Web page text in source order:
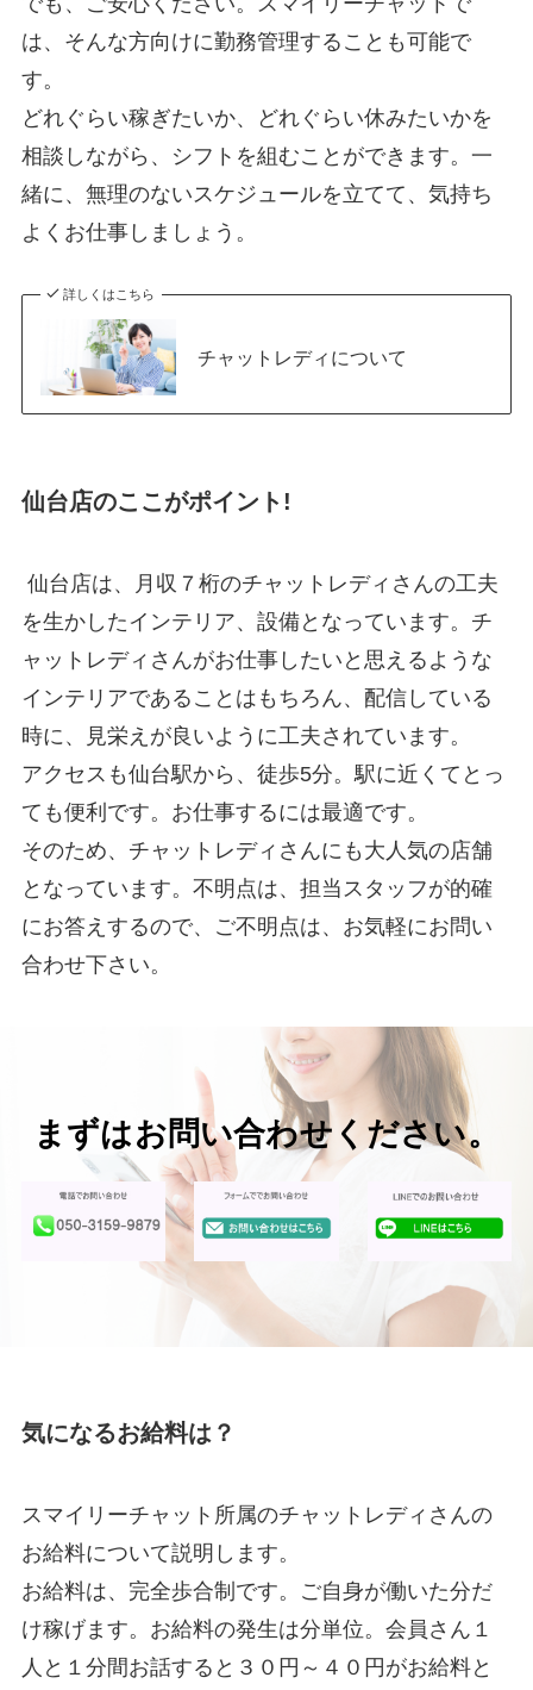
は、そんな方向けに勤務管理することも可能で
す。
どれぐらい稼ぎたいか、どれぐらい休みたいかを
相談しながら、シフトを組むことができます。一
緒に、無理のないスケジュールを立てて、気持ち
よくお仕事しましょう。
詳しくはこちら
チャットレディについて
仙台店のここがポイント !
仙台店は、月収７桁のチャットレディさんの工夫
を生かしたインテリア、設備となっています。チ
ャットレディさんがお仕事したいと思えるような
インテリアであることはもちろん、配信している
時に、見栄えが良いように工夫されています。
アクセスも仙台駅から、徒歩5分。駅に近くてとっ
ても便利です。お仕事するには最適です。
そのため、チャットレディさんにも大人気の店舗
となっています。不明点は、担当スタッフが的確
にお答えするので、ご不明点は、お気軽にお問い
合わせ下さい。
まずはお問い合わせください。
気になるお給料は？
スマイリーチャット所属のチャットレディさんの
お給料について説明します。
お給料は、完全歩合制です。ご自身が働いた分だ
け稼げます。お給料の発生は分単位。会員さん１
人と１分間お話すると３０円～４０円がお給料と